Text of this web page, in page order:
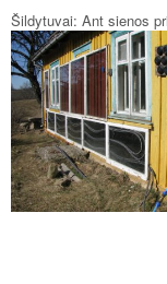
Šildytuvai: Ant sienos